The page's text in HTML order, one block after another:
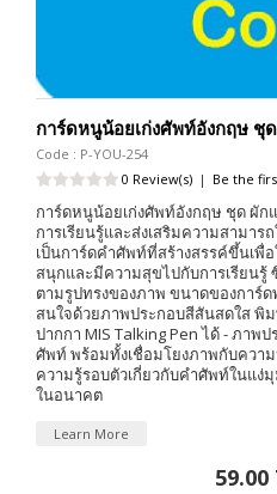
การ์ดหนูน้อยเก่งศัพท์อังกฤษ ชุ
Code : P-YOU-254
0 Review(s) | Be the
การ์ดหนูน้อยเก่งศัพท์อังกฤษ ชุด ผัก
การเรียนรู้และส่งเสริมความสามาร
เป็นการ์ดคำศัพท์ที่สร้างสรรค์ขึ้นเพื่
สนุกและมีความสุขไปกับการเรียนรู้
ตามรูปทรงของภาพ ขนาดของการ์
สนใจด้วยภาพประกอบสีสันสดใส พิ
ปากกา MIS Talking Pen ได้ - ภาพ
ศัพท์ พร้อมทั้งเชื่อมโยงภาพกับควา
ความรู้รอบตัวเกี่ยวกับคำศัพท์ในแง่
ในอนาคต
Learn More
59.00